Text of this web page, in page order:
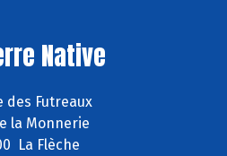
Native
des Futreaux
la Monnerie
La Flèche